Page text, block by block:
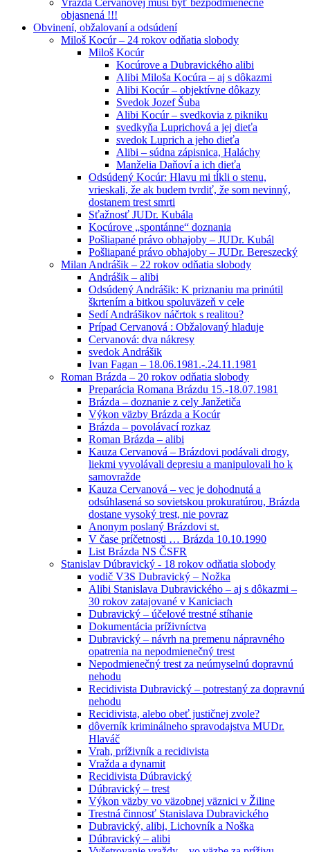
objasnená !!!
Obvinení, obžalovaní a odsúdení
Miloš Kocúr – 24 rokov odňatia slobody
Miloš Kocúr
Kocúrove a Dubravického alibi
Alibi Miloša Kocúra – aj s dôkazmi
Alibi Kocúr – objektívne dôkazy
Svedok Jozef Šuba
Alibi Kocúr – svedkovia z pikniku
svedkyňa Luprichová a jej dieťa
svedok Luprich a jeho dieťa
Alibi – súdna zápisnica, Haláchy
Manželia Daňoví a ich dieťa
Odsúdený Kocúr: Hlavu mi tĺkli o stenu,
vrieskali, že ak budem tvrdiť, že som nevinný,
dostanem trest smrti
Sťažnosť JUDr. Kubála
Kocúrove „spontánne“ doznania
Pošliapané právo obhajoby – JUDr. Kubál
Pošliapané právo obhajoby – JUDr. Bereszecký
Milan Andrášik – 22 rokov odňatia slobody
Andrášik – alibi
Odsúdený Andrášik: K priznaniu ma prinútil
škrtením a bitkou spoluväzeň v cele
Sedí Andrášikov náčrtok s realitou?
Prípad Cervanová : Obžalovaný hladuje
Cervanová: dva nákresy
svedok Andrášik
Ivan Fagan – 18.06.1981.-.24.11.1981
Roman Brázda – 20 rokov odňatia slobody
Preparácia Romana Brázdu 15.-18.07.1981
Brázda – doznanie z cely Janžetiča
Výkon väzby Brázda a Kocúr
Brázda – povolávací rozkaz
Roman Brázda – alibi
Kauza Cervanová – Brázdovi podávali drogy,
liekmi vyvolávali depresiu a manipulovali ho k
samovražde
Kauza Cervanová – vec je dohodnutá a
odsúhlasená so sovietskou prokuratúrou, Brázda
dostane vysoký trest, nie povraz
Anonym poslaný Brázdovi st.
V čase príčetnosti … Brázda 10.10.1990
List Brázda NS ČSFR
Stanislav Dúbravický - 18 rokov odňatia slobody
vodič V3S Dubravický – Nožka
Alibi Stanislava Dubravického – aj s dôkazmi –
30 rokov zatajované v Kaniciach
Dubravický – účelové trestné stíhanie
Dokumentácia príživníctva
Dubravický – návrh na premenu nápravného
opatrenia na nepodmienečný trest
Nepodmienečný trest za neúmyselnú dopravnú
nehodu
Recidivista Dubravický – potrestaný za dopravnú
nehodu
Recidivista, alebo obeť justičnej zvole?
dôverník kriminálneho spravodajstva MUDr.
Hlaváč
Vrah, príživník a recidivista
Vražda a dynamit
Recidivista Dúbravický
Dúbravický – trest
Výkon väzby vo väzobnej väznici v Žiline
Trestná činnosť Stanislava Dubravického
Dubravický, alibi, Lichovník a Noška
Dúbravický – alibi